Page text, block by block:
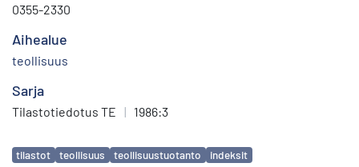
0355-2330
Aihealue
teollisuus
Sarja
Tilastotiedotus TE | 1986:3
Avainsanat
tilastot teollisuus teollisuustuotanto indeksit